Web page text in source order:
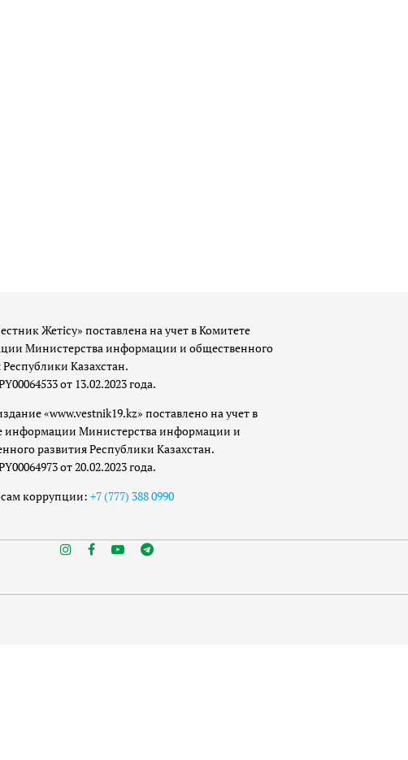
Жетісу» поставлена на учет в Комитете
Министерства информации и общественного
Республики Казахстан.
от 13.02.2023 года.
«www.vestnik19.kz» поставлено на учет в
информации Министерства информации и
развития Республики Казахстан.
от 20.02.2023 года.
коррупции: +7 (777) 388 0990